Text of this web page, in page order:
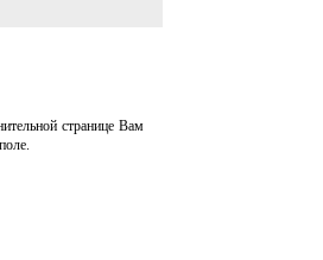
странице Вам